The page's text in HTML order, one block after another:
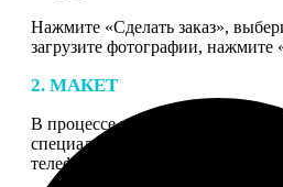
Нажмите «Сделать заказ»,
загрузите фотографии, нажмите
2. МАКЕТ
В процессе подготовки заказа к
специалисты могут связаться с
телефону или email для